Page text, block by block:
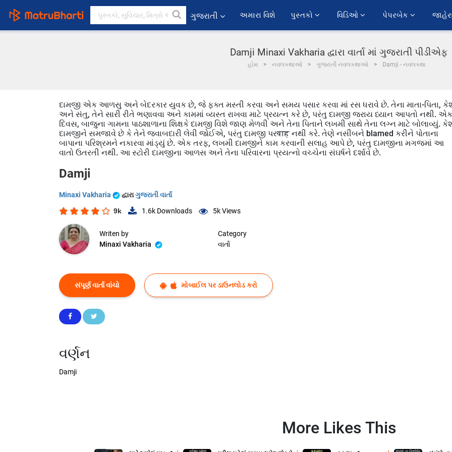
ગુજરાતી અમારા વિશે પુસ્તકો વિડિઓ પેપરબેક
Damji Minaxi Vakharia દ્વારા વાર્તા માં ગુજરાતી પીડીએફ
હોમ નવલકથાઓ ગુજરાતી નવલકથાઓ Damji - નવલકથા
દામજી એક આળસુ અને બેદરકાર યુવક છે, જે ફક્ત મસ્તી કરવા અને સમય પસાર કરવા માં રસ ધરાવે છે. તેના માતા-પિતા,
અને સંતુ, તેને સારી રીતે ભણાવવા અને કામમાં વ્યસ્ત રાખવા માટે પ્રયત્ન કરે છે, પરંતુ દામજી જરાય ધ્યાન આપતો નથી. એક
દિવસ, બાજુના ગામના પાઠશાળાના શિક્ષકે દામજી વિશે જાણ મેળવી અને તેના પિતાને લખમી સાથે તેના લગ્ન માટે બોલાવ્યું.
દામજીને સમજાવે છે કે તેને જવાબદારી લેવી જોઈએ, પરંતુ દામજી પરवाह નથી કરે. તેણે નસીબને blamed કરીને પોતાના
બાપાના પરિશ્રમને નકારવા માંડ્યું છે. એક તરફ, લખમી દામજીને કામ કરવાની સલાહ આપે છે, પરંતુ દામજીના મગજમાં આ
વાતો ઉતરતી નથી. આ સ્ટોરી દામજીના આળસ અને તેના પરિવારના પ્રયત્નો વચ્ચેના સંઘર્ષને દર્શાવે છે.
Damji
Minaxi Vakharia દ્વારાગુજરાતી વાર્તા
9k 1.6k Downloads 5kViews
Writen by
Minaxi Vakharia
Category
વાર્તા
સંપૂર્ણ વાર્તા વાંચો મોબાઈલ પર ડાઉનલોડ કરો
વર્ણન
Damji
More Likes This